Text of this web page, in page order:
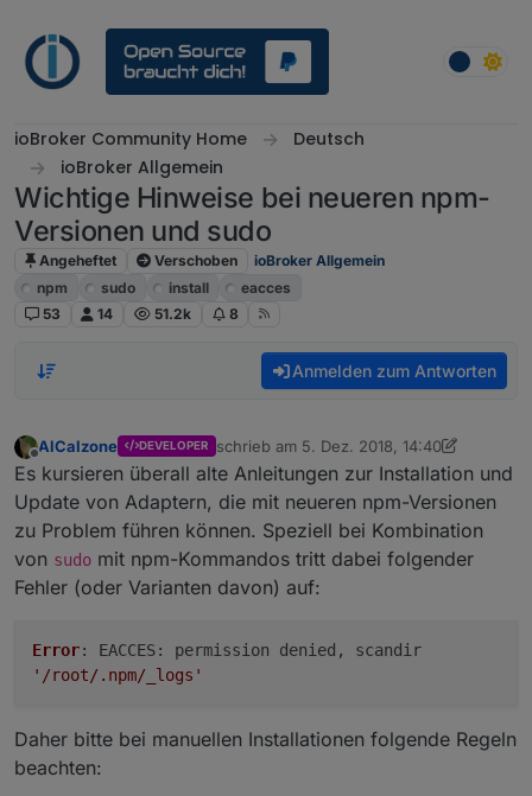
ioBroker Community Home
Deutsch
ioBroker Allgemein
Wichtige Hinweise bei neueren npm-
Versionen und sudo
Angeheftet Verschoben
ioBroker Allgemein
npm
sudo install
eacces
53
14 51.2k 8
Anmelden zum Antworten
Offline
AlCalzone DEVELOPER schrieb am 5. Dez. 2018, 14:40
zuletzt editiert von AlCalzone2. Okt.
Es kursieren überall alte Anleitungen zur Installation und
Update von Adaptern, die mit neueren npm-Versionen
zu Problem führen können. Speziell bei Kombination
von sudo mit npm-Kommandos tritt dabei folgender
Fehler (oder Varianten davon) auf:
Error: EACCES: permission denied, scandir
'/root/.npm/_logs'
Daher bitte bei manuellen Installationen folgende Regeln
beachten: